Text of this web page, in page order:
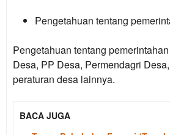
Pengetahuan tentang
Pengetahuan tentang
Desa, PP Desa, Permendagri
peraturan desa lainnya.
BACA JUGA